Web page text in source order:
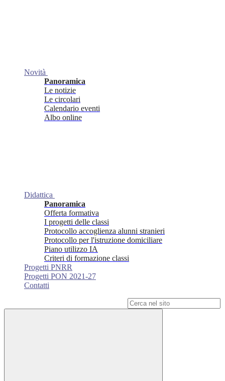
Novità
Panoramica
Le notizie
Le circolari
Calendario eventi
Albo online
Didattica
Panoramica
Offerta formativa
I progetti delle classi
Protocollo accoglienza alunni stranieri
Protocollo per l'istruzione domiciliare
Piano utilizzo IA
Criteri di formazione classi
Progetti PNRR
Progetti PON 2021-27
Contatti